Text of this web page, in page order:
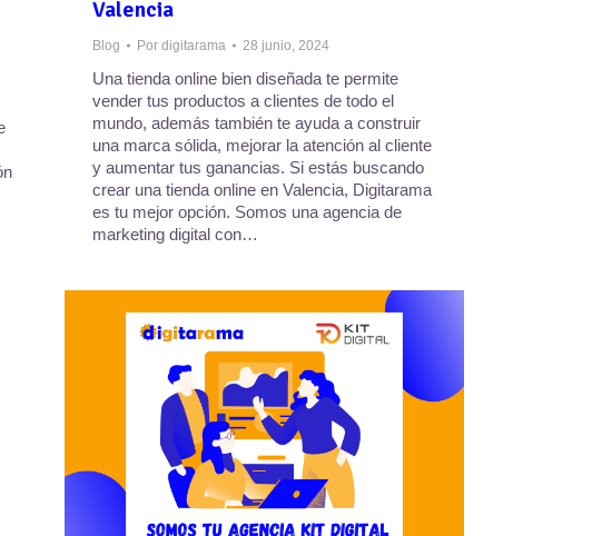
Valencia
Blog Por digitarama 28 junio, 2024
Una tienda online bien diseñada te permite
vender tus productos a clientes de todo el
mundo, además también te ayuda a construir
una marca sólida, mejorar la atención al cliente
y aumentar tus ganancias. Si estás buscando
crear una tienda online en Valencia, Digitarama
es tu mejor opción. Somos una agencia de
marketing digital con…